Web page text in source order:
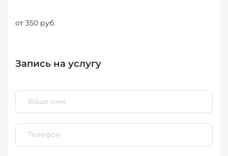
от 350 руб.
Запись на услугу